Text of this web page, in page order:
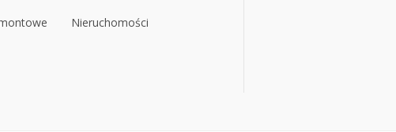
Nieruchomości